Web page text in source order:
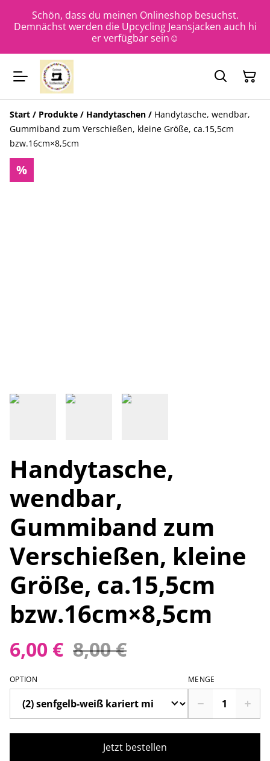
Schön, dass du meinen Onlineshop besuchst.
Demnächst werden die Upcycling Jeansjacken auch hi
er verfügbar sein☺️
Start / Produkte / Handytaschen / Handytasche, wendbar,
Gummiband zum Verschießen, kleine Größe, ca.15,5cm
bzw.16cm×8,5cm
%
Handytasche,
wendbar,
Gummiband zum
Verschießen, kleine
Größe, ca.15,5cm
bzw.16cm×8,5cm
6,00 € 8,00 €
OPTION MENGE
Jetzt bestellen